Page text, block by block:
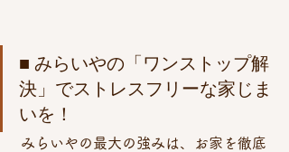
■ みらいやの「ワンストップ解
決」でストレスフリーな家じま
いを！